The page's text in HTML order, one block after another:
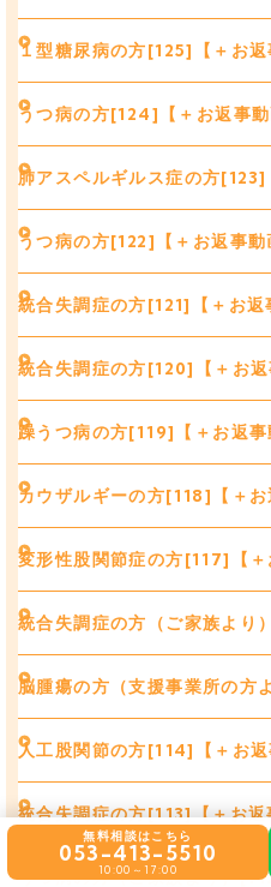
１型糖尿病の方[125]【＋お返
うつ病の方[124]【＋お返事動
肺アスペルギルス症の方[123]
うつ病の方[122]【＋お返事動
統合失調症の方[121]【＋お返
統合失調症の方[120]【＋お返
躁うつ病の方[119]【＋お返事
カウザルギーの方[118]【＋お
変形性股関節症の方[117]【＋
統合失調症の方（ご家族より
脳腫瘍の方（支援事業所の方
人工股関節の方[114]【＋お返
統合失調症の方[113]【＋お返
うつ病の方（ご家族より）
無料相談はこちら
053-413-5510
10:00～17:00